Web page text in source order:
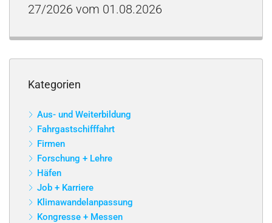
27/2026 vom 01.08.2026
Kategorien
Aus- und Weiterbildung
Fahrgastschifffahrt
Firmen
Forschung + Lehre
Häfen
Job + Karriere
Klimawandelanpassung
Kongresse + Messen